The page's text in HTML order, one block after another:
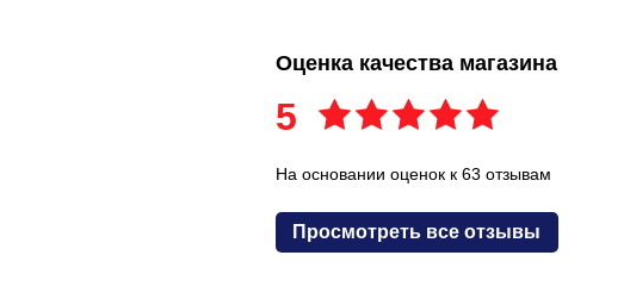
Оценка качества магазина
5
На основании оценок к 63 отзывам
Просмотреть все отзывы